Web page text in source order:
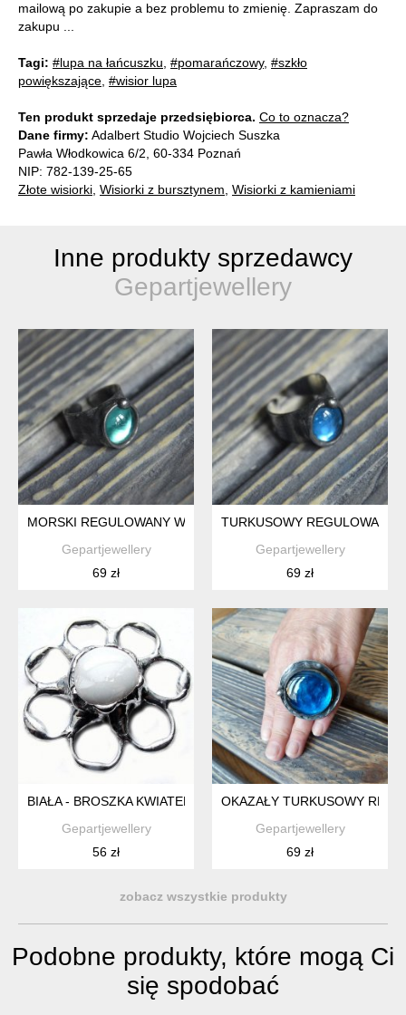
mailową po zakupie a bez problemu to zmienię. Zapraszam do
zakupu ...
Tagi: #lupa na łańcuszku #pomarańczowy, #szkło
powiększające #wisior lupa
Ten produkt sprzedaje przedsiębiorca. Co to oznacza?
Dane firmy: Adalbert Studio Wojciech Suszka
Pawła Włodkowica 6/2, 60-334 Poznań
NIP: 782-139-25-65
Złote wisiorki Wisiorki z bursztynem Wisiorki z kamieniami
Inne produkty sprzedawcy
Gepartjewellery
MORSKI REGULOWANY WITRAŻOWY PIERŚCIONEK
Gepartjewellery
69 zł
TURKUSOWY REGULOWANY
Gepartjewellery
69 zł
BIAŁA - BROSZKA KWIATEK
Gepartjewellery
56 zł
OKAZAŁY TURKUSOWY
Gepartjewellery
69 zł
zobacz wszystkie produkty
Podobne produkty, które mogą Ci
się spodobać